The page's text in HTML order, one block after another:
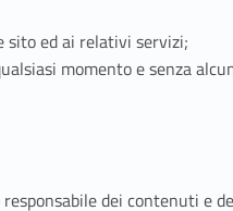
sito ed ai relativi servizi;
momento e senza
dei contenuti